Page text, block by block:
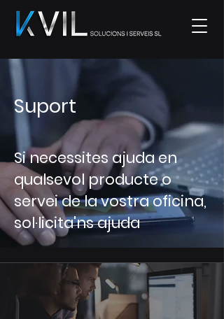
Suport
Si necessites ajuda en
qualsevol producte o
servei de la vostra oficina,
sol·licita'ns ajuda